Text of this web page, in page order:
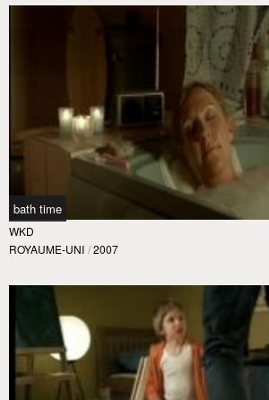
bath time
WKD
ROYAUME-UNI / 2007